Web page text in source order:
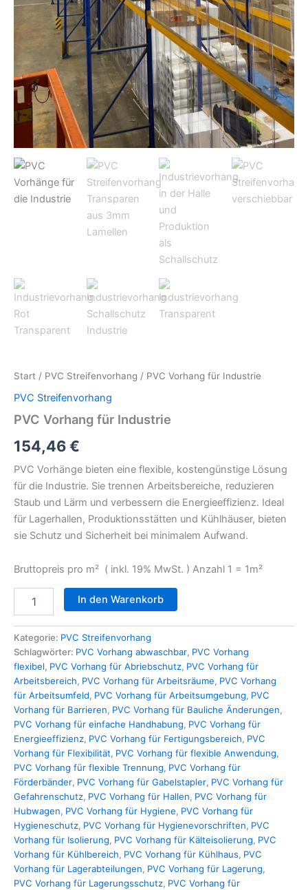
Start / PVC Streifenvorhang / PVC Vorhang für Industrie
PVC Streifenvorhang
PVC Vorhang für Industrie
154,46€
PVC Vorhänge bieten eine flexible, kostengünstige Lösung
für die Industrie. Sie trennen Arbeitsbereiche, reduzieren
Staub und Lärm und verbessern die Energieeffizienz. Ideal
für Lagerhallen, Produktionsstätten und Kühlhäuser, bieten
sie Schutz und Sicherheit bei minimalem Aufwand.
Bruttopreis pro m² ( inkl. 19% MwSt. ) Anzahl 1 = 1m²
In den Warenkorb
Kategorie: PVC Streifenvorhang
Schlagwörter: PVC Vorhang abwaschbar, PVC Vorhang
flexibel, PVC Vorhang für Abriebschutz, PVC Vorhang für
Arbeitsbereich, PVC Vorhang für Arbeitsräume, PVC Vorhang
für Arbeitsumfeld, PVC Vorhang für Arbeitsumgebung, PVC
Vorhang für Barrieren, PVC Vorhang für Bauliche Änderungen,
PVC Vorhang für einfache Handhabung, PVC Vorhang für
Energieeffizienz, PVC Vorhang für Fertigungsbereich, PVC
Vorhang für Flexibilität, PVC Vorhang für flexible Anwendung,
PVC Vorhang für flexible Trennung, PVC Vorhang für
Förderbänder, PVC Vorhang für Gabelstapler, PVC Vorhang für
Gefahrenschutz, PVC Vorhang für Hallen, PVC Vorhang für
Hubwagen, PVC Vorhang für Hygiene, PVC Vorhang für
Hygieneschutz, PVC Vorhang für Hygienevorschriften, PVC
Vorhang für Isolierung, PVC Vorhang für Kälteisolierung, PVC
Vorhang für Kühlbereich, PVC Vorhang für Kühlhaus, PVC
Vorhang für Lagerabteilungen, PVC Vorhang für Lagerung,
PVC Vorhang für Lagerungsschutz, PVC Vorhang für